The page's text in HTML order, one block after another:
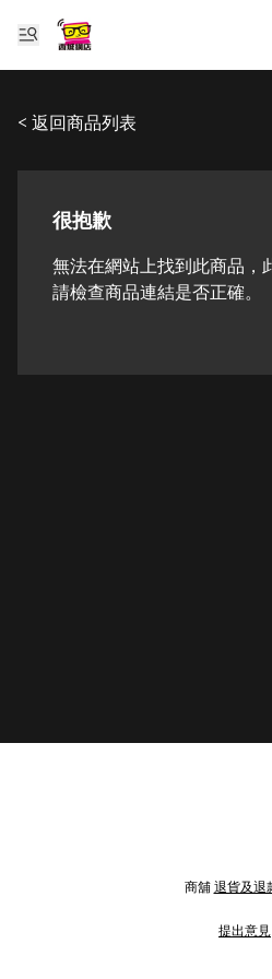
< 返回商品列表
很抱歉
無法在網站上找到此商品，
請檢查商品連結是否正確。
商舖退貨及退
提出意見